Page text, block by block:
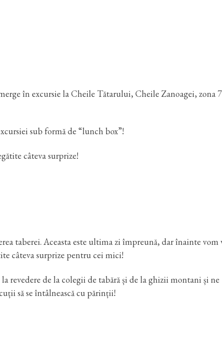
în excursie la Cheile Tătarului, Cheile Zanoagei, zona 7
sub formă de “lunch box”!
câteva surprize!
taberei. Aceasta este ultima zi împreună, dar înainte vom
câteva surprize pentru cei mici!
revedere de la colegii de tabără și de la ghizii montani și ne
să se întâlnească cu părinții!